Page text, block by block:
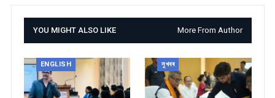
YOU MIGHT ALSO LIKE More From Author
ENGLISH সুখবৰ